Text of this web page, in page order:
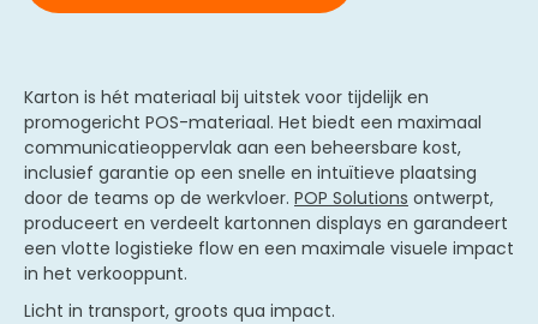
Karton is hét materiaal bij uitstek voor tijdelijk en
promogericht POS-materiaal. Het biedt een maximaal
communicatieoppervlak aan een beheersbare kost,
inclusief garantie op een snelle en intuïtieve plaatsing
door de teams op de werkvloer. POP Solutions ontwerpt,
produceert en verdeelt kartonnen displays en garandeert
een vlotte logistieke flow en een maximale visuele impact
in het verkooppunt.
Licht in transport, groots qua impact.